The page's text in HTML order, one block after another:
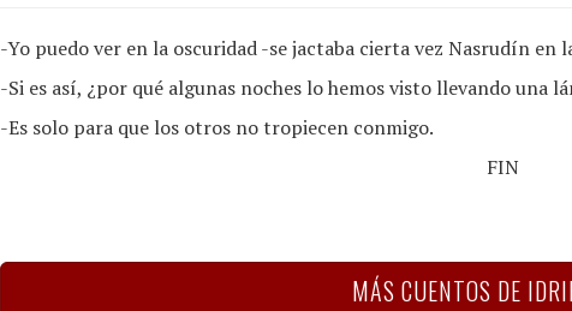
-Yo puedo ver en la oscuridad -se jactaba cierta vez Nasrudín en
-Si es así, ¿por qué algunas noches lo hemos visto llevando una
-Es solo para que los otros no tropiecen conmigo.
FIN
MÁS CUENTOS DE